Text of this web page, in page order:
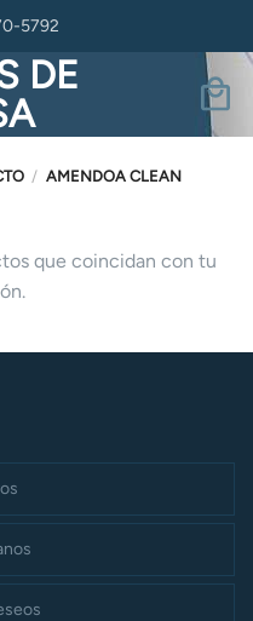
5792
DE
/ AMENDOA CLEAN
que coincidan con tu